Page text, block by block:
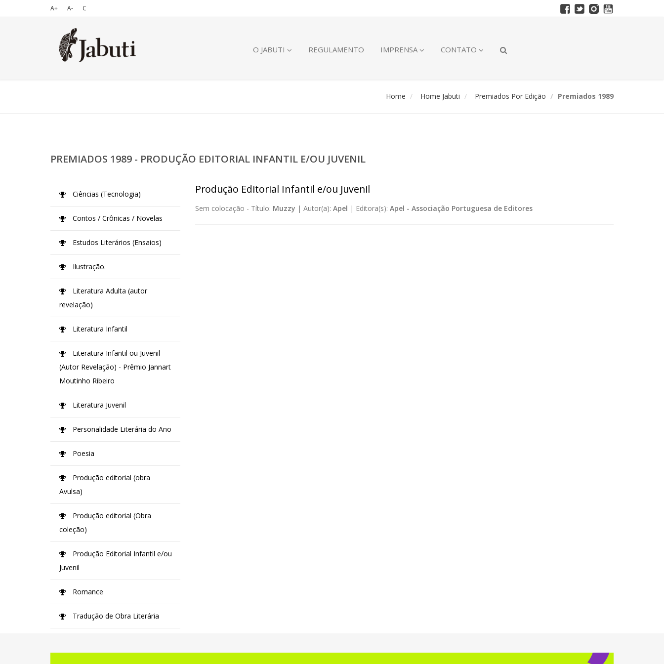
A+ A- C
O JABUTI REGULAMENTO IMPRENSA CONTATO
Home Home Jabuti Premiados Por Edição Premiados 1989
PREMIADOS 1989 - PRODUÇÃO EDITORIAL INFANTIL E/OU JUVENIL
Produção Editorial Infantil e/ou Juvenil
Sem colocação - Título: Muzzy | Autor(a): Apel | Editora(s): Apel - Associação Portuguesa de Editores
Ciências (Tecnologia)
Contos / Crônicas / Novelas
Estudos Literários (Ensaios)
Ilustração.
Literatura Adulta (autor
revelação)
Literatura Infantil
Literatura Infantil ou Juvenil
(Autor Revelação) - Prêmio Jannart
Moutinho Ribeiro
Literatura Juvenil
Personalidade Literária do Ano
Poesia
Produção editorial (obra
Avulsa)
Produção editorial (Obra
coleção)
Produção Editorial Infantil e/ou
Juvenil
Romance
Tradução de Obra Literária